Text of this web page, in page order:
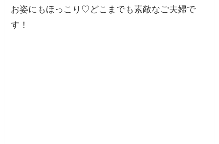
お姿にもほっこり♡どこまでも素敵なご夫婦で
す！